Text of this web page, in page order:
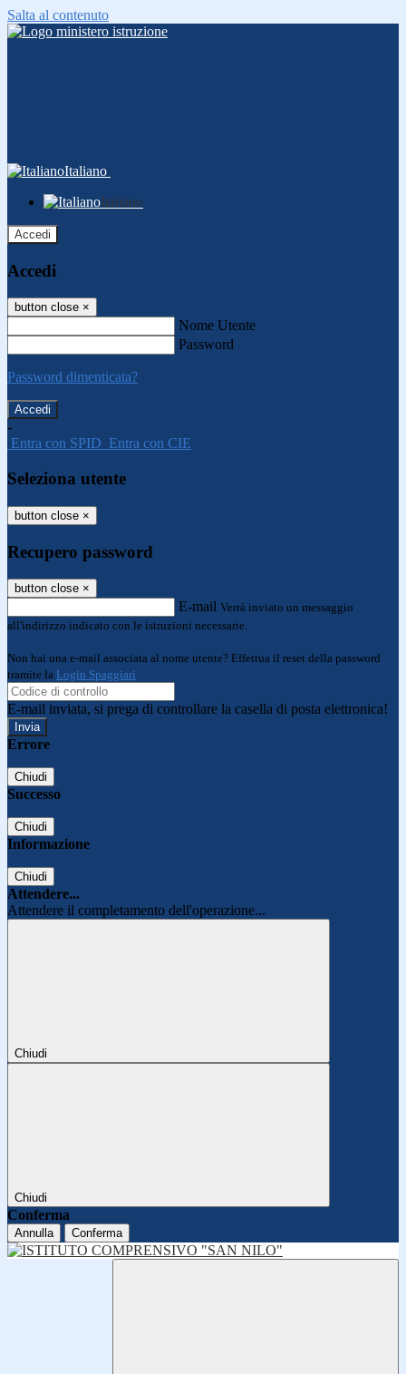
Salta al contenuto
Italiano
Italiano
Accedi
Accedi
button close ×
Nome Utente
Password
Password dimenticata?
-
Entra con SPID Entra con CIE
Seleziona utente
button close ×
Recupero password
button close ×
E-mail Verrà inviato un messaggio
all'indirizzo indicato con le istruzioni necessarie.
Non hai una e-mail associata al nome utente? Effettua il reset della password
tramite la Login Spaggiari
E-mail inviata, si prega di controllare la casella di posta elettronica!
Errore
Chiudi
Successo
Chiudi
Informazione
Chiudi
Attendere...
Attendere il completamento dell'operazione...
Chiudi
Chiudi
Conferma
Annulla Conferma